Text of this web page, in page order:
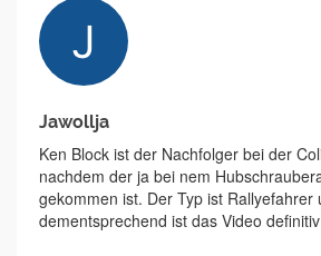
Jawollja
Ken Block ist der Nachfolger bei der
nachdem der ja bei nem
gekommen ist. Der Typ ist Rallyefahrer
dementsprechend ist das Video